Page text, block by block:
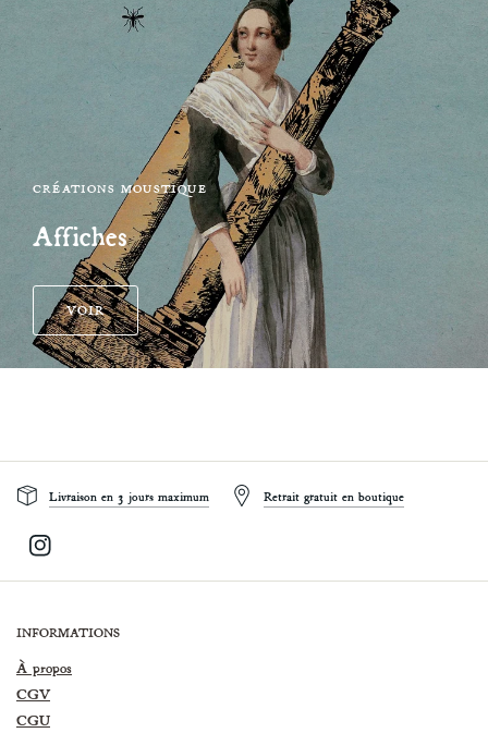
CRÉATIONS MOUSTIQUE
Affiches
Livraison en 3 jours maximum Retrait gratuit en boutique
INFORMATIONS
À propos
CGV
CGU